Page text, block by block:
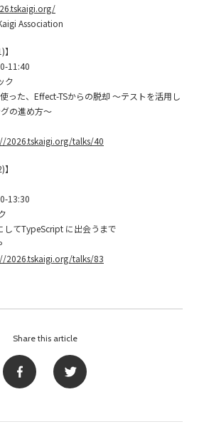
Association
11:40
ク
った、Effect-TSからの脱却 〜テストを活用し
の進め方〜
2026.tskaigi.org/talks/40
13:30
してTypeScript に出会うまで
2026.tskaigi.org/talks/83
Share this article